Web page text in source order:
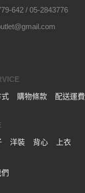
642 / 05-2843776
式 購物條款 配送運費
洋裝 背心
上衣